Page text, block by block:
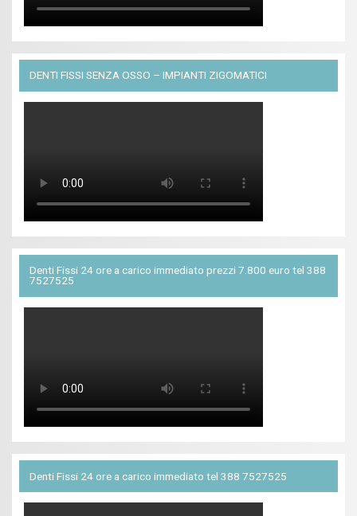
DENTI FISSI SENZA OSSO – IMPIANTI ZIGOMATICI
Denti Fissi 24 ore a carico immediato prezzi 7.800 euro tel 388
7527525
Denti Fissi 24 ore a carico immediato tel 388 7527525